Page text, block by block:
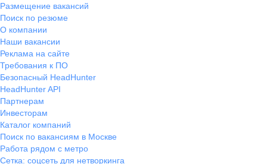
Размещение вакансий
Поиск по резюме
О компании
Наши вакансии
Реклама на сайте
Требования к ПО
Безопасный HeadHunter
HeadHunter API
Партнерам
Инвесторам
Каталог компаний
Поиск по вакансиям в Москве
Работа рядом с метро
Сетка: соцсеть для нетворкинга